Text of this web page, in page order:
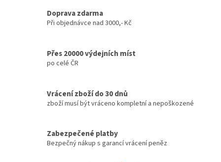
v
i
s
Doprava zdarma
Při objednávce nad 3000,- Kč
Přes 20000 výdejních míst
po celé ČR
Vrácení zboží do 30 dnů
zboží musí být vráceno kompletní a nepoškozené
Zabezpečené platby
Bezpečný nákup s garancí vrácení peněz